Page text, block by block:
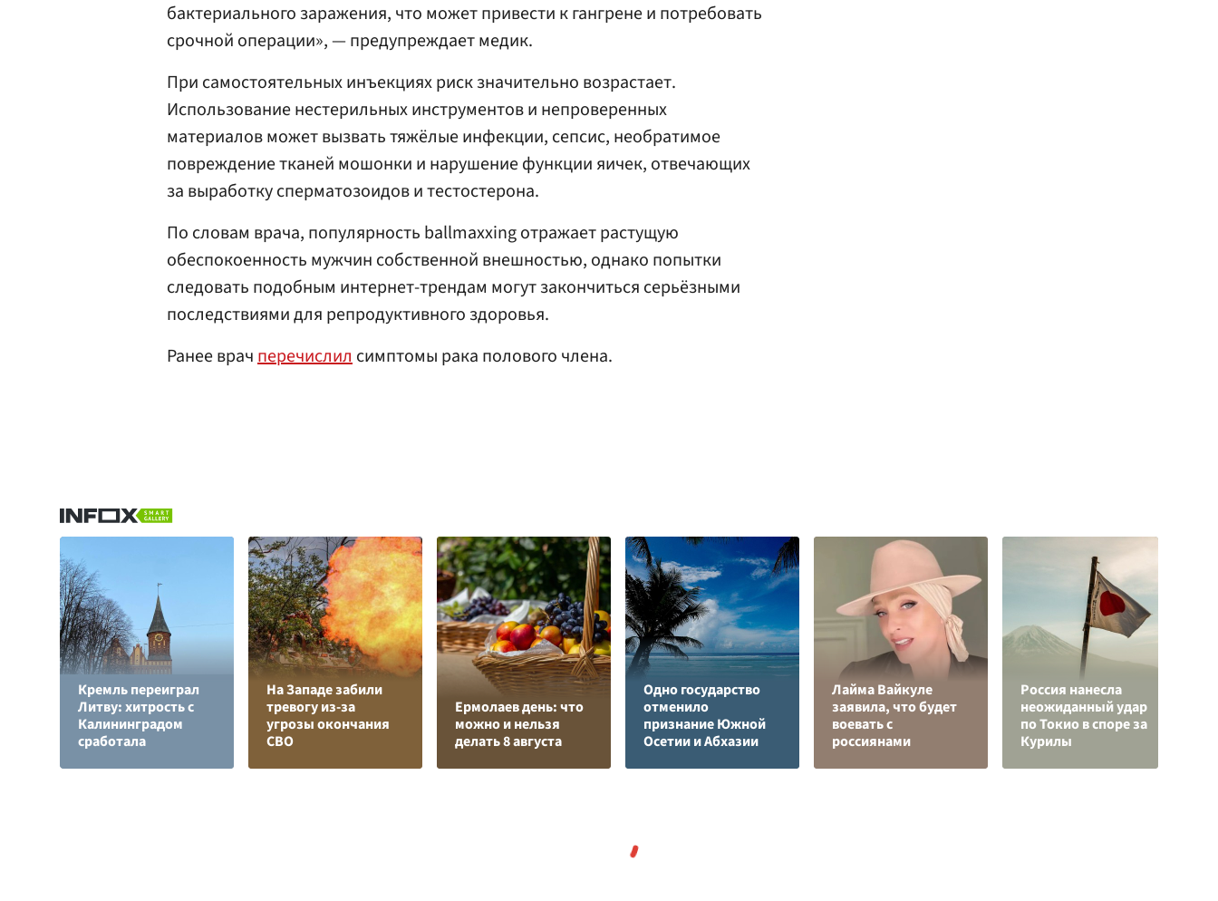
бактериального заражения, что может привести к гангрене и потребовать
срочной операции», — предупреждает медик.
При самостоятельных инъекциях риск значительно возрастает.
Использование нестерильных инструментов и непроверенных
материалов может вызвать тяжёлые инфекции, сепсис, необратимое
повреждение тканей мошонки и нарушение функции яичек, отвечающих
за выработку сперматозоидов и тестостерона.
По словам врача, популярность ballmaxxing отражает растущую
обеспокоенность мужчин собственной внешностью, однако попытки
следовать подобным интернет-трендам могут закончиться серьёзными
последствиями для репродуктивного здоровья.
Ранее врачперечислилсимптомы рака полового члена.
Кремль переиграл
Литву: хитрость с
Калининградом
сработала
На Западе забили
тревогу из-за
угрозы окончания
СВО
Ермолаев день: что
можно и нельзя
делать 8 августа
Одно государство
отменило
признание Южной
Осетии и Абхазии
Лайма Вайкуле
заявила, что будет
воевать с
россиянами
Россия нанесла
неожиданный удар
по Токио в споре за
Курилы